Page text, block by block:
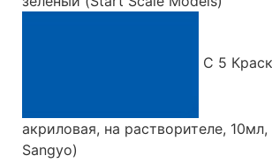
C 5
акриловая, на растворителе, 10мл,
Sangyo)